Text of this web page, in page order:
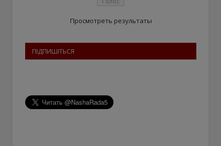
Просмотреть результаты
ПІДПИШІТЬСЯ